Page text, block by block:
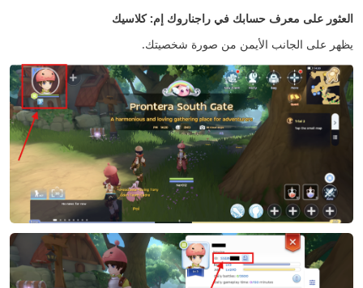
العثور على معرف حسابك في راجناروك إم: كلاسيك
يظهر على الجانب الأيمن من صورة شخصيتك.